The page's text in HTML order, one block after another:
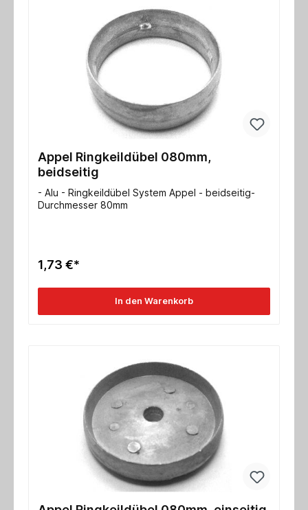
Appel Ringkeildübel 080mm,
beidseitig
- Alu - Ringkeildübel System Appel - beidseitig-
Durchmesser 80mm
1,73 €*
In den Warenkorb